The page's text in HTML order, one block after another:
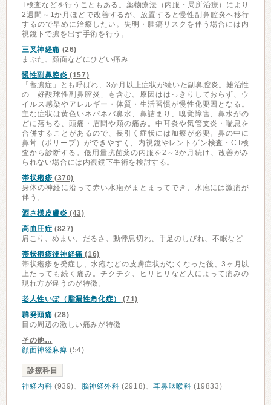
T検査などを行うこともある。薬物療法（内服・局所治療）により
2週間～1か月ほどで改善するが、放置すると慢性副鼻腔炎へ移行
するので早めに治療したい。失明・腫瘍リスクを伴う場合には内
視鏡下で膿を出す手術を行う。
三叉神経痛 (26)
まぶた、顔面などにひどい痛み
慢性副鼻腔炎 (157)
「蓄膿症」とも呼ばれ、3か月以上症状が続いた副鼻腔炎。難治性
の「好酸球性副鼻腔炎」も含む。原因ははっきりしておらず、ウ
イルス感染やアレルギー・体質・生活習慣が慢性化要因となる。
主な症状は黄色いネバネバ鼻水、鼻詰まり、嗅覚障害、鼻水がの
どに落ちる、頭痛・眉間や頬の痛み。中耳炎や気管支炎・喘息を
合併することがあるので、長引く症状には加療が必要。鼻の中に
鼻茸（ポリープ）ができやすく、内視鏡やレントゲン検査・CT検
査から診断する。低用量抗菌薬の内服を2～3か月続け、改善がみ
られない場合には内視鏡下手術を検討する。
帯状疱疹 (370)
身体の神経に沿って赤い水疱がまとまってでき、水疱には激痛が
伴う。
酒さ様皮膚炎 (43)
高血圧症 (827)
肩こり、めまい、だるさ、動悸息切れ、手足のしびれ、不眠など
帯状疱疹後神経痛 (16)
帯状疱疹を発症し、水疱などの皮膚症状がなくなった後、3ヶ月以
上たっても続く痛み。チクチク、ヒリヒリなど人によって痛みの
現れ方が違うのが特徴。
老人性いぼ（脂漏性角化症）
(71)
群発頭痛 (28)
目の周辺の激しい痛みが特徴
その他…
顔面神経麻痺 (54)
診療科目
神経内科 (939)、 脳神経外科 (2918)、耳鼻咽喉科 (19833)